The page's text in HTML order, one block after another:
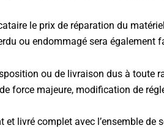
le prix de réparation du
ou endommagé sera également
ou de livraison dus à toute
force majeure, modification de
livré complet avec l’ensemble de